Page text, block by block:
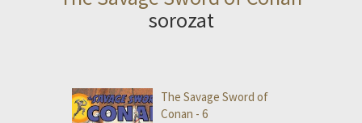
sorozat
The Savage Sword of
Conan - 6